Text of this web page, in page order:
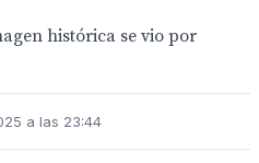
histórica se vio por
a las 23:44